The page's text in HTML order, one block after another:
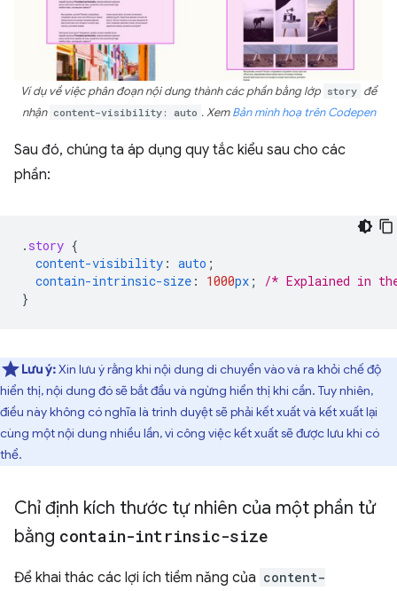
Ví dụ về việc phân đoạn nội dung thành các phần bằng lớp story để
nhận content-visibility: auto . XemBản minh hoạ trên Codepen
Sau đó, chúng ta áp dụng quy tắc kiểu sau cho các
phần:
. story {
content-visibility : auto ;
contain-intrinsic-size : 1000px ;
/* Explained in
}
Lưu ý:Xin lưu ý rằng khi nội dung di chuyển vào và ra khỏi chế độ
hiển thị, nội dung đó sẽ bắt đầu và ngừng hiển thị khi cần. Tuy nhiên,
điều này không có nghĩa là trình duyệt sẽ phải kết xuất và kết xuất lại
cùng một nội dung nhiều lần, vì công việc kết xuất sẽ được lưu khi có
thể.
Chỉ định kích thước tự nhiên của một phần tử
bằng contain-intrinsic-size
Để khai thác các lợi ích tiềm năng của content-